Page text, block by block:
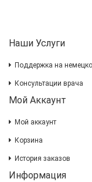
Наши Услуги
Поддержка на
Консультации врача
Мой Аккаунт
Мой аккаунт
Корзина
История заказов
Информация